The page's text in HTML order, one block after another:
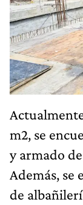
m2, se
y armado
Además, se
de